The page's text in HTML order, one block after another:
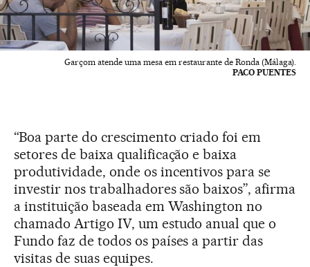
Garçom atende uma mesa em restaurante de Ronda (Málaga).
PACO PUENTES
“Boa parte do crescimento criado foi em
setores de baixa qualificação e baixa
produtividade, onde os incentivos para se
investir nos trabalhadores são baixos”, afirma
a instituição baseada em Washington no
chamado Artigo IV, um estudo anual que o
Fundo faz de todos os países a partir das
visitas de suas equipes.